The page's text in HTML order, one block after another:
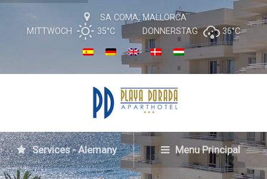
SA COMA, MALLORCA
MITTWOCH
35°C DONNERSTAG 36°C
Services - Alemany Menu Principal